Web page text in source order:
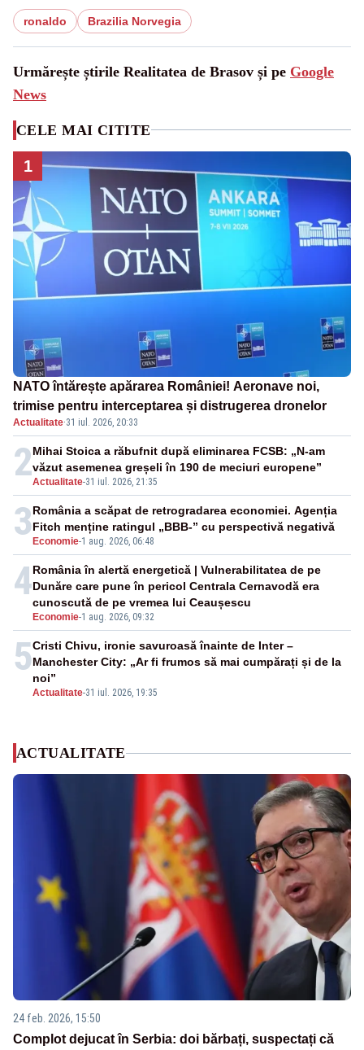
ronaldo Brazilia Norvegia
Urmărește știrile Realitatea de Brasov și pe Google
News
CELE MAI CITITE
1
NATO întărește apărarea României! Aeronave noi,
trimise pentru interceptarea și distrugerea dronelor
Actualitate·31 iul. 2026, 20:33
2Actualitate-31 iul. 2026, 21:35
Mihai Stoica a răbufnit după eliminarea FCSB: „N-am
văzut asemenea greșeli în 190 de meciuri europene”
3 Economie-1 aug. 2026, 06:48
România a scăpat de retrogradarea economiei. Agenția
Fitch menține ratingul „BBB-” cu perspectivă negativă
4
Economie-1 aug. 2026, 09:32
România în alertă energetică | Vulnerabilitatea de pe
Dunăre care pune în pericol Centrala Cernavodă era
cunoscută de pe vremea lui Ceaușescu
5
Actualitate-31 iul. 2026, 19:35
Cristi Chivu, ironie savuroasă înainte de Inter –
Manchester City: „Ar fi frumos să mai cumpărați și de la
noi”
ACTUALITATE
24 feb. 2026, 15:50
Complot dejucat în Serbia: doi bărbați, suspectați că